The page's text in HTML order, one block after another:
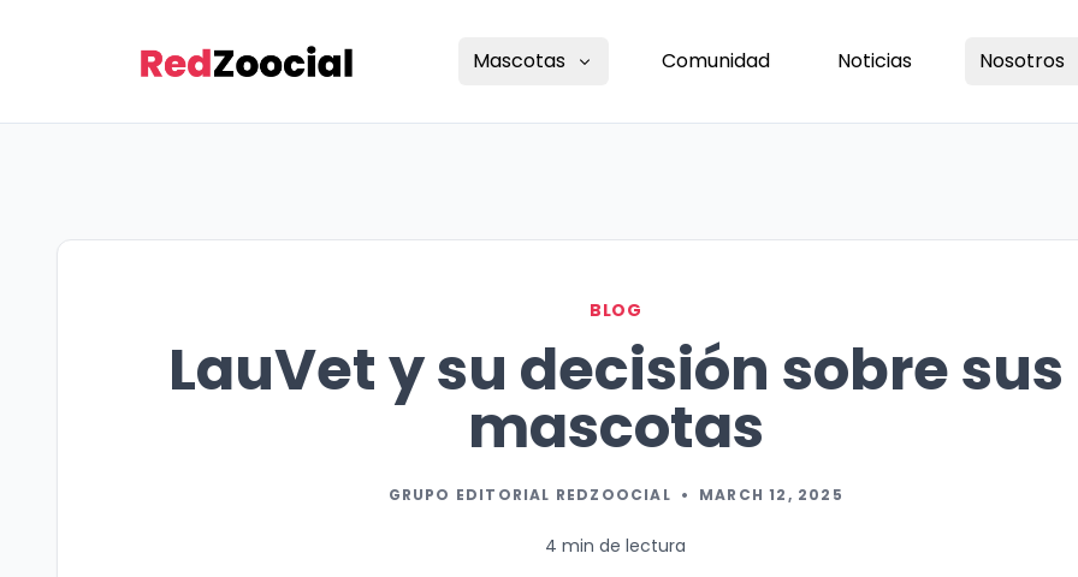
Mascotas Comunidad Noticias Nosotros
BLOG
LauVet y su decisión sobre sus
mascotas
GRUPO EDITORIAL REDZOOCIAL • MARCH 12, 2025
4 min de lectura